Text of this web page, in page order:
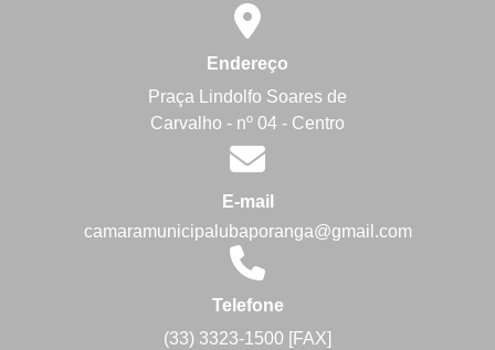
Endereço
Praça Lindolfo Soares de
Carvalho - nº 04 - Centro
E-mail
camaramunicipalubaporanga@gmail.com
Telefone
(33) 3323-1500 [FAX]